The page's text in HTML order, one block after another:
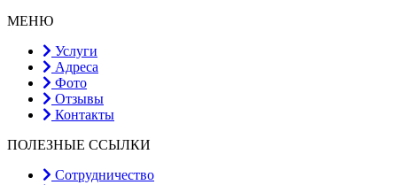
МЕНЮ
Услуги
Адреса
Фото
Отзывы
Контакты
ПОЛЕЗНЫЕ ССЫЛКИ
Сотрудничество